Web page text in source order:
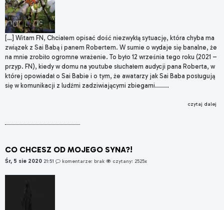
[…] Witam FN, Chciałem opisać dość niezwykłą sytuację, która chyba ma
związek z Sai Babą i panem Robertem. W sumie o wydaje się banalne, że
na mnie zrobiło ogromne wrażenie. To było 12 września tego roku (2021 –
przyp. FN), kiedy w domu na youtube słuchałem audycji pana Roberta, w
której opowiadał o Sai Babie i o tym, że awatarzy jak Sai Baba posługują
się w komunikacji z ludźmi zadziwiającymi zbiegami.......
czytaj dalej
CO CHCESZ OD MOJEGO SYNA?!
Śr, 5 sie 2020 21:51 komentarze: brak czytany: 2525x